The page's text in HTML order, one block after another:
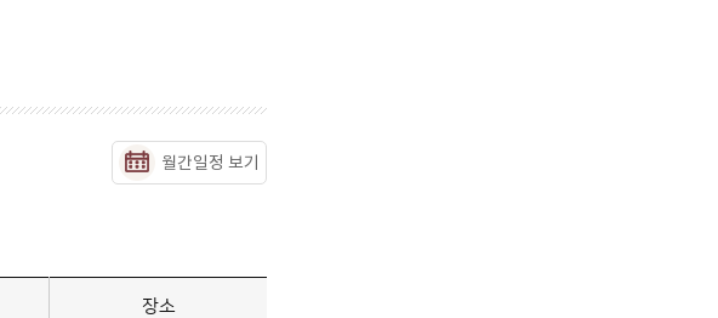
월간일정 보기
장소